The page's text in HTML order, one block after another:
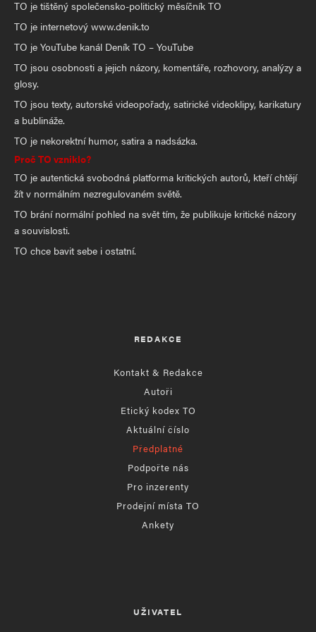
TO je tištěný společensko-politický měsíčník TO
TO je internetový www.denik.to
TO je YouTube kanál Deník TO – YouTube
TO jsou osobnosti a jejich názory, komentáře, rozhovory, analýzy a
glosy.
TO jsou texty, autorské videopořady, satirické videoklipy, karikatury
a bublináže.
TO je nekorektní humor, satira a nadsázka.
Proč TO vzniklo?
TO je autentická svobodná platforma kritických autorů, kteří chtějí
žít v normálním nezregulovaném světě.
TO brání normální pohled na svět tím, že publikuje kritické názory
a souvislosti.
TO chce bavit sebe i ostatní.
REDAKCE
Kontakt & Redakce
Autoři
Etický kodex TO
Aktuální číslo
Předplatné
Podpořte nás
Pro inzerenty
Prodejní místa TO
Ankety
UŽIVATEL